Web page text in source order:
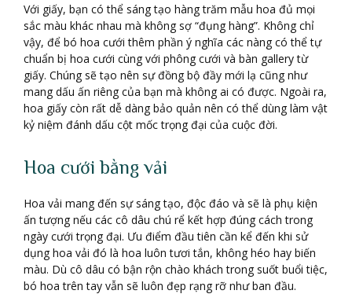
Với giấy, bạn có thể sáng tạo hàng trăm mẫu hoa đủ mọi
sắc màu khác nhau mà không sợ “đụng hàng”. Không chỉ
vậy, để bó hoa cưới thêm phần ý nghĩa các nàng có thể tự
chuẩn bị hoa cưới cùng với phông cưới và bàn gallery từ
giấy. Chúng sẽ tạo nên sự đồng bộ đầy mới lạ cũng như
mang dấu ấn riêng của bạn mà không ai có được. Ngoài ra,
hoa giấy còn rất dễ dàng bảo quản nên có thể dùng làm vật
kỷ niệm đánh dấu cột mốc trọng đại của cuộc đời.
Hoa cưới bằng vải
Hoa vải mang đến sự sáng tạo, độc đáo và sẽ là phụ kiện
ấn tượng nếu các cô dâu chú rể kết hợp đúng cách trong
ngày cưới trọng đại. Ưu điểm đầu tiên cần kể đến khi sử
dụng hoa vải đó là hoa luôn tươi tắn, không héo hay biến
màu. Dù cô dâu có bận rộn chào khách trong suốt buổi tiệc,
bó hoa trên tay vẫn sẽ luôn đẹp rạng rỡ như ban đầu.